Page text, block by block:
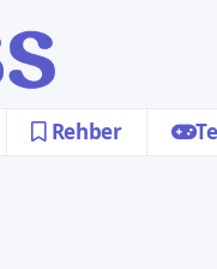
Rehber